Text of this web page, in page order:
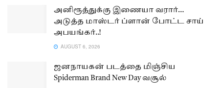
அனிரூத்துக்கு இணையா வரார்…
அடுத்த மாஸ்டர் ப்ளான் போட்ட சாய்
அபயங்கர்..!
AUGUST 6, 2026
ஜனநாயகன் படத்தை மிஞ்சிய
Spiderman Brand New Day வசூல்